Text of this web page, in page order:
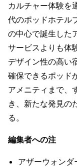
カルチャー体験を
代のポッドホテル
の中心で誕生した
サービスよりも体
デザイン性の高い
確保できるポッド
アメニティまで、
き、新たな発見の
る。
編集者への注
アザーウォン